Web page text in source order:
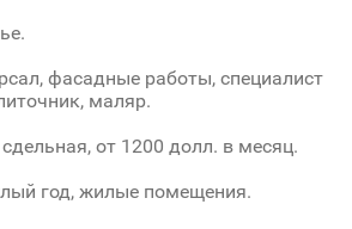
фасадные работы, специалист
маляр.
от 1200 долл. в месяц.
год, жилые помещения.